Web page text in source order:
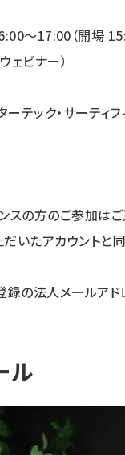
～17:00（開場
ェビナー）
テック・サーティ
スの方のご参加は
いたアカウントと
の法人メールアド
ル